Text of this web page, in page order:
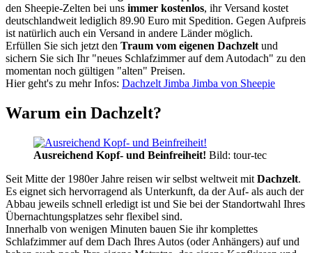
den Sheepie-Zelten bei uns immer kostenlos, ihr Versand kostet
deutschlandweit lediglich 89.90 Euro mit Spedition. Gegen Aufpreis
ist natürlich auch ein Versand in andere Länder möglich.
Erfüllen Sie sich jetzt den Traum vom eigenen Dachzelt und
sichern Sie sich Ihr "neues Schlafzimmer auf dem Autodach" zu den
momentan noch gültigen "alten" Preisen.
Hier geht's zu mehr Infos: Dachzelt Jimba Jimba von Sheepie
Warum ein Dachzelt?
Ausreichend Kopf- und Beinfreiheit! Bild: tour-tec
Seit Mitte der 1980er Jahre reisen wir selbst weltweit mit Dachzelt.
Es eignet sich hervorragend als Unterkunft, da der Auf- als auch der
Abbau jeweils schnell erledigt ist und Sie bei der Standortwahl Ihres
Übernachtungsplatzes sehr flexibel sind.
Innerhalb von wenigen Minuten bauen Sie ihr komplettes
Schlafzimmer auf dem Dach Ihres Autos (oder Anhängers) auf und